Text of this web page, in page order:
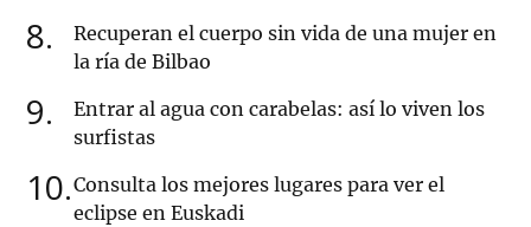
8
Recuperan el cuerpo sin vida de una mujer en
la ría de Bilbao
9
Entrar al agua con carabelas: así lo viven los
surfistas
10 Consulta los mejores lugares para ver el
eclipse en Euskadi